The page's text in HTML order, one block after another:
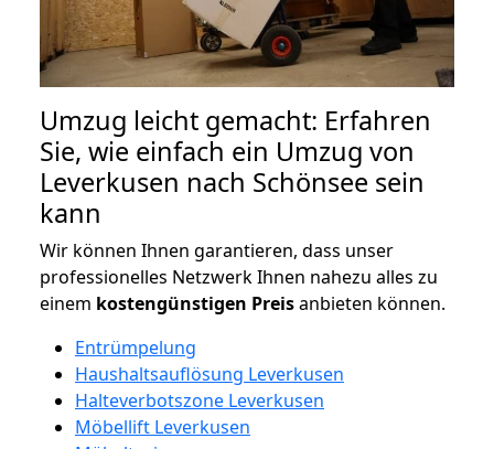
Umzug leicht gemacht: Erfahren
Sie, wie einfach ein Umzug von
Leverkusen nach Schönsee sein
kann
Wir können Ihnen garantieren, dass unser
professionelles Netzwerk Ihnen nahezu alles zu
einem kostengünstigen Preisanbieten können.
Entrümpelung
Haushaltsauflösung Leverkusen
Halteverbotszone Leverkusen
Möbellift Leverkusen